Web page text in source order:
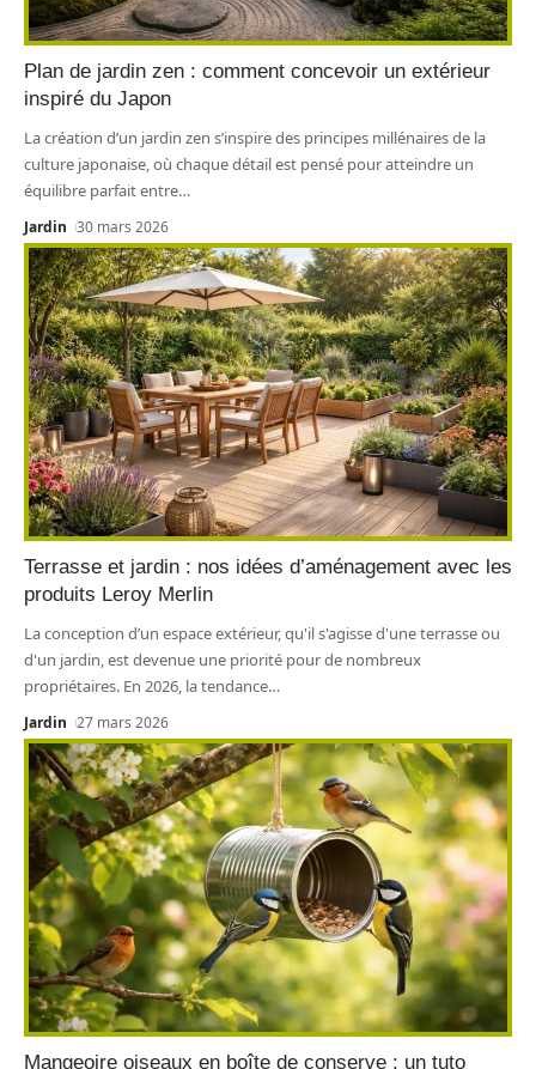
Plan de jardin zen : comment concevoir un extérieur
inspiré du Japon
La création d’un jardin zen s’inspire des principes millénaires de la
culture japonaise, où chaque détail est pensé pour atteindre un
équilibre parfait entre…
Jardin 30 mars 2026
Terrasse et jardin : nos idées d’aménagement avec les
produits Leroy Merlin
La conception d’un espace extérieur, qu'il s'agisse d'une terrasse ou
d'un jardin, est devenue une priorité pour de nombreux
propriétaires. En 2026, la tendance…
Jardin 27 mars 2026
Mangeoire oiseaux en boîte de conserve : un tuto